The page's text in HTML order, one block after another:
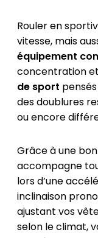
Rouler en
vitesse, mais
équipement
concentration
de sport
des doublures
ou encore
Grâce à une
accompagne
lors d’une
inclinaison
ajustant vos
selon le climat,